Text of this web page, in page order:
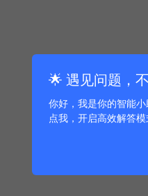
🌟 遇见问题，
你好，我是你的智能小
点我，开启高效解答模